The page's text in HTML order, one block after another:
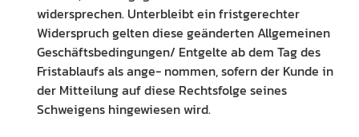
widersprechen. Unterbleibt ein fristgerechter
Widerspruch gelten diese geänderten Allgemeinen
Geschäftsbedingungen/ Entgelte ab dem Tag des
Fristablaufs als ange- nommen, sofern der Kunde in
der Mitteilung auf diese Rechtsfolge seines
Schweigens hingewiesen wird.